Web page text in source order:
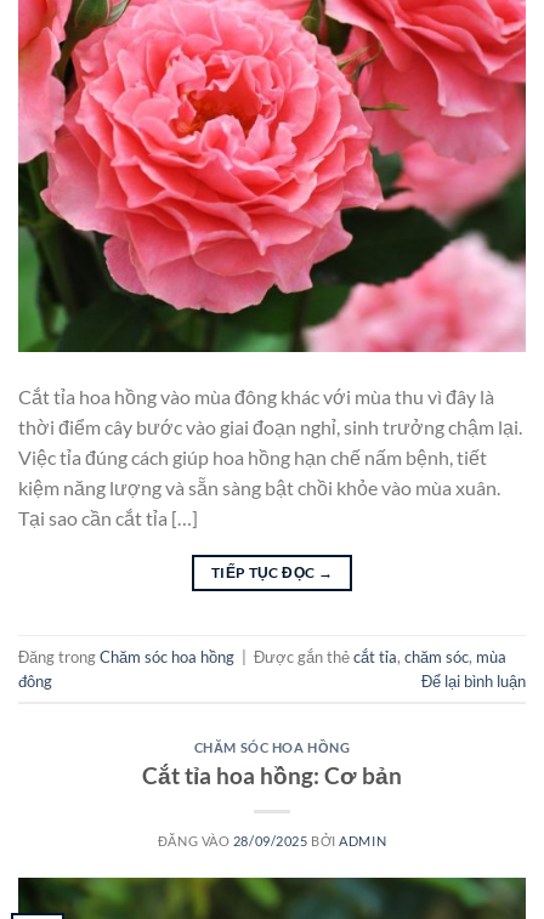
Cắt tỉa hoa hồng vào mùa đông khác với mùa thu vì đây là
thời điểm cây bước vào giai đoạn nghỉ, sinh trưởng chậm lại.
Việc tỉa đúng cách giúp hoa hồng hạn chế nấm bệnh, tiết
kiệm năng lượng và sẵn sàng bật chồi khỏe vào mùa xuân.
Tại sao cần cắt tỉa […]
TIẾP TỤC ĐỌC →
Đăng trongChăm sóc hoa hồng Được gắn thẻcắt tỉa, chăm sóc, mùa
đông
Để lại bình luận
CHĂM SÓC HOA HỒNG
Cắt tỉa hoa hồng: Cơ bản
ĐĂNG VÀO 28/09/2025 BỞIADMIN